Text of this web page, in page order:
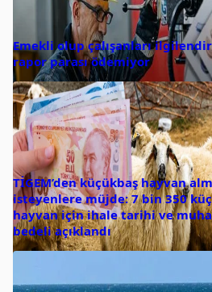
Emekli olup çalışanları
rapor parası ödemiyor
TİGEM’den küçükbaş hayvan
isteyenlere müjde: 7 bin 350
hayvan için ihale tarihi ve
bedeli açıklandı